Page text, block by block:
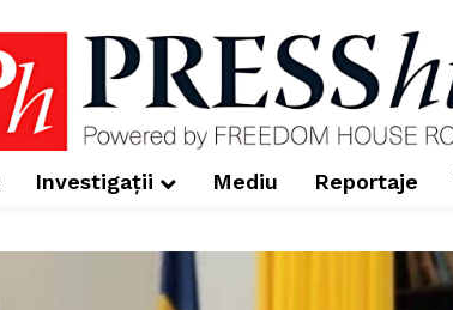
Investigații Mediu Reportaje